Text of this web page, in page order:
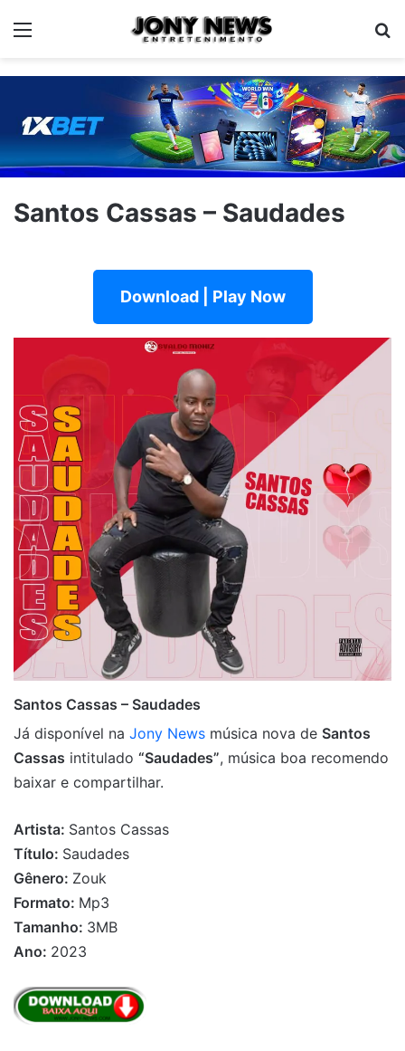
Menu
Santos Cassas – Saudades
Download | Play Now
Santos Cassas – Saudades
Já disponível na Jony News música nova de Santos
Cassas intitulado “Saudades”, música boa recomendo
baixar e compartilhar.
Artista: Santos Cassas
Título: Saudades
Gênero: Zouk
Formato: Mp3
Tamanho: 3MB
Ano: 2023